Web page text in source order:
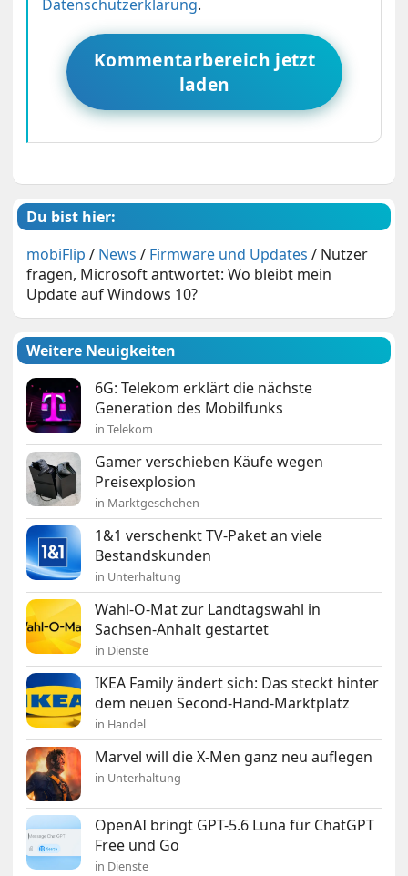
Datenschutzerklärung.
Kommentarbereich jetzt
laden
Du bist hier:
mobiFlip / News / Firmware und Updates / Nutzer
fragen, Microsoft antwortet: Wo bleibt mein
Update auf Windows 10?
Weitere Neuigkeiten
6G: Telekom erklärt die nächste
Generation des Mobilfunks
in Telekom
Gamer verschieben Käufe wegen
Preisexplosion
in Marktgeschehen
1&1 verschenkt TV-Paket an viele
Bestandskunden
in Unterhaltung
Wahl-O-Mat zur Landtagswahl in
Sachsen-Anhalt gestartet
in Dienste
IKEA Family ändert sich: Das steckt hinter
dem neuen Second-Hand-Marktplatz
in Handel
Marvel will die X-Men ganz neu auflegen
in Unterhaltung
OpenAI bringt GPT-5.6 Luna für ChatGPT
Free und Go
in Dienste